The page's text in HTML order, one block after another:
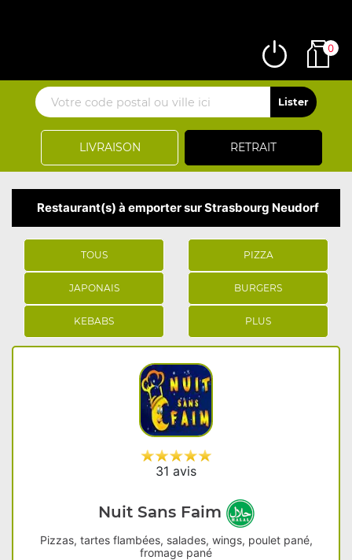
LIVRAISON RETRAIT
0
Restaurant(s) à emporter sur Strasbourg Neudorf
TOUS PIZZA
JAPONAIS BURGERS
KEBABS PLUS
31 avis
Nuit Sans Faim
Pizzas, tartes flambées, salades, wings, poulet pané,
fromage pané